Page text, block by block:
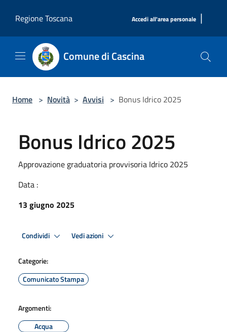
Regione Toscana
Accedi all'area personale |
Comune di Cascina
Home > Novità > Avvisi > Bonus Idrico 2025
Bonus Idrico 2025
Approvazione graduatoria provvisoria Idrico 2025
Data :
13 giugno 2025
Condividi Vedi azioni
Categorie:
Comunicato Stampa
Argomenti:
Acqua